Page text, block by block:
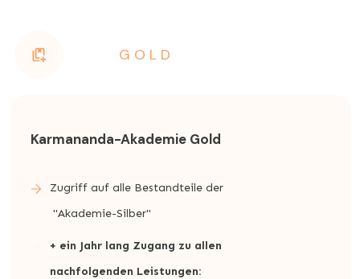
GOLD
Karmananda-Akademie Gold
Zugriff auf alle Bestandteile der
"Akademie-Silber"
+ ein Jahr lang Zugang zu allen
nachfolgenden Leistungen: